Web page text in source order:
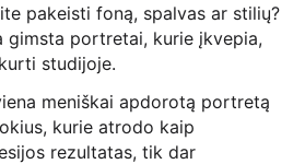
pakeisti foną, spalvas ar stilių?
gimsta portretai, kurie įkvepia,
studijoje.
meniškai apdorotą portretą
kurie atrodo kaip
rezultatas, tik dar